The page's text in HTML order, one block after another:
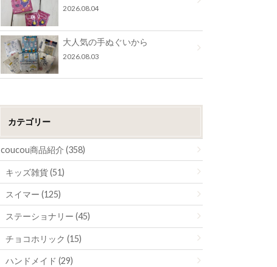
2026.08.04
大人気の手ぬぐいから
2026.08.03
カテゴリー
coucou商品紹介 (358)
キッズ雑貨 (51)
スイマー (125)
ステーショナリー (45)
チョコホリック (15)
ハンドメイド (29)